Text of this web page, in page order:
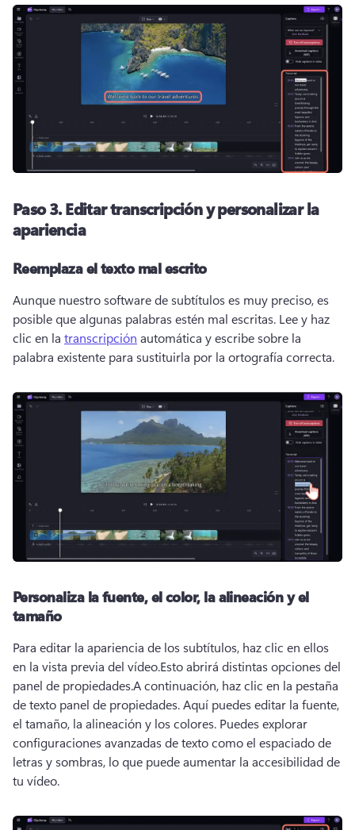
Paso 3.Editar transcripción y personalizar la
apariencia
Reemplaza el texto mal escrito
Aunque nuestro software de subtítulos es muy preciso, es
posible que algunas palabras estén mal escritas. Lee y haz
clic en la transcripción automática y escribe sobre la
palabra existente para sustituirla por la ortografía correcta.
Personaliza la fuente, el color, la alineación y el
tamaño
Para editar la apariencia de los subtítulos, haz clic en ellos
en la vista previa del vídeo.Esto abrirá distintas opciones del
panel de propiedades.A continuación, haz clic en la pestaña
de texto panel de propiedades. Aquí puedes editar la fuente,
el tamaño, la alineación y los colores. Puedes explorar
configuraciones avanzadas de texto como el espaciado de
letras y sombras, lo que puede aumentar la accesibilidad de
tu vídeo.